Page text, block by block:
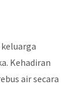
Kehadiran
air secara